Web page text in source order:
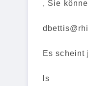
, Sie
Es scheint
ls